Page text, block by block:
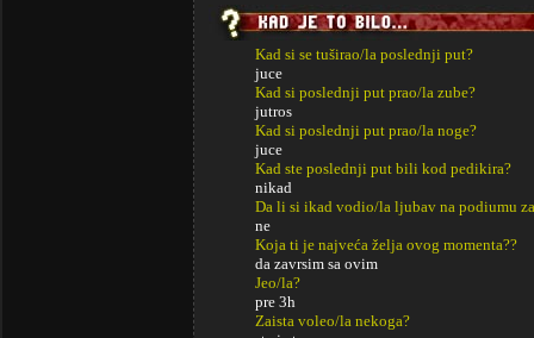
Kad si se tuširao/la poslednji put?
juce
Kad si poslednji put prao/la zube?
jutros
Kad si poslednji put prao/la noge?
juce
Kad ste poslednji put bili kod pedikira?
nikad
Da li si ikad vodio/la ljubav na podiumu
ne
Koja ti je najveća želja ovog momenta??
da zavrsim sa ovim
Jeo/la?
pre 3h
Zaista voleo/la nekoga?